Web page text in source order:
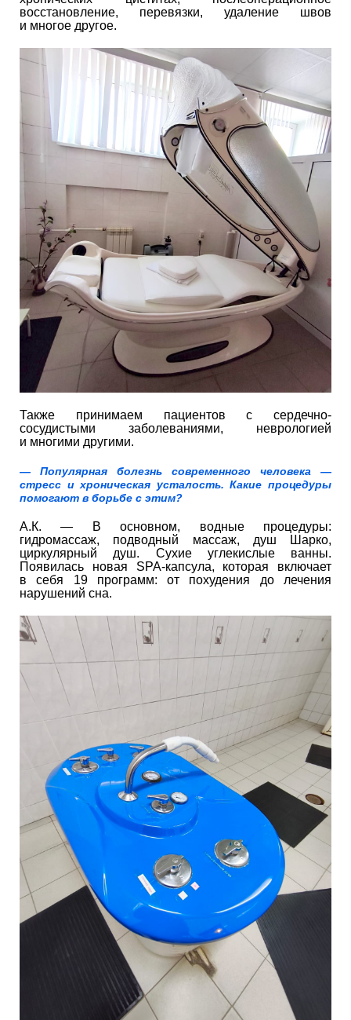
восстановление, перевязки, удаление швов
и многое другое.
Также принимаем пациентов с сердечно-
сосудистыми заболеваниями, неврологией
и многими другими.
— Популярная болезнь современного человека —
стресс и хроническая усталость. Какие процедуры
помогают в борьбе с этим?
А.К. — В основном, водные процедуры:
гидромассаж, подводный массаж, душ Шарко,
циркулярный душ. Сухие углекислые ванны.
Появилась новая SPA-капсула, которая включает
в себя 19 программ: от похудения до лечения
нарушений сна.